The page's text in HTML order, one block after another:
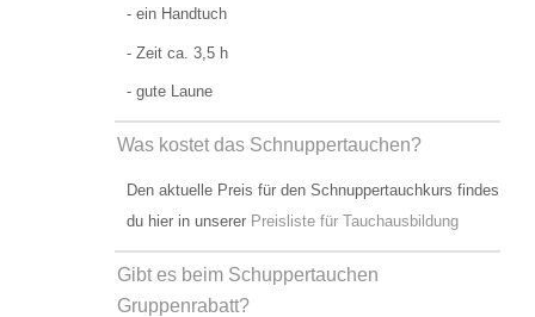
Rödeltische zum Auf- und Abbau der Tauchgeräte
Schulungsraum für die Tauchausbildung
Das Team der Tauchbasis
AUSBILDUNG
- ein Handtuch
- Zeit ca. 3,5 h
- gute Laune
Was kostet das Schnuppertauchen?
Den aktuelle Preis für den Schnuppertauchkurs findes
du hier in unserer Preisliste für Tauchausbildung
Gibt es beim Schuppertauchen
Gruppenrabatt?